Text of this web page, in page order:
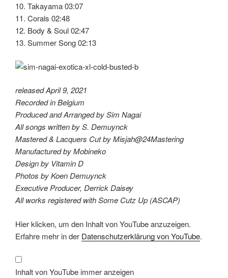
10. Takayama 03:07
11. Corals 02:48
12. Body & Soul 02:47
13. Summer Song 02:13
released April 9, 2021
Recorded in Belgium
Produced and Arranged by Sim Nagai
All songs written by S. Demuynck
Mastered & Lacquers Cut by Misjah@24Mastering
Manufactured by Mobineko
Design by Vitamin D
Photos by Koen Demuynck
Executive Producer, Derrick Daisey
All works registered with Some Cutz Up (ASCAP)
„Sim
Nagai
–
Douglas
von
YouTube
anzeigen
Hier klicken, um den Inhalt von YouTube anzuzeigen.
Erfahre mehr in der Datenschutzerklärung von YouTube.
Inhalt von YouTube immer anzeigen